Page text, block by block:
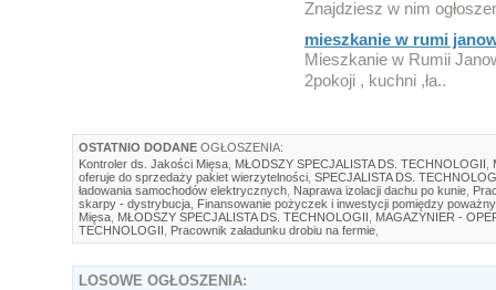
Znajdziesz w nim
mieszkanie w rumi
Mieszkanie w Rumii
2pokoji , kuchni ,ła..
OSTATNIO DODANE OGŁOSZENIA:
Kontroler ds. Jakości Mięsa MŁODSZY SPECJALISTA DS. TECHNOLOGII
oferuje do sprzedaży pakiet wierzytelności SPECJALISTA DS.
ładowania samochodów elektrycznych Naprawa izolacji dachu po kunie
skarpy - dystrybucja Finansowanie pożyczek i inwestycji pomiędzy
Mięsa MŁODSZY SPECJALISTA DS. TECHNOLOGII
MAGAZYNIER -
TECHNOLOGII
Pracownik załadunku drobiu na fermie
LOSOWE OGŁOSZENIA: